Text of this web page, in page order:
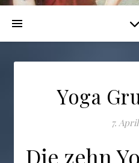
Yoga
7.
Die zehn